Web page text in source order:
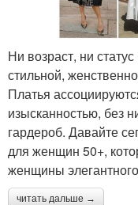
Ни возраст, ни
стильной,
Платья
изысканностью, без
гардероб. Давайте
для женщин 50+,
женщины
читать дальше →